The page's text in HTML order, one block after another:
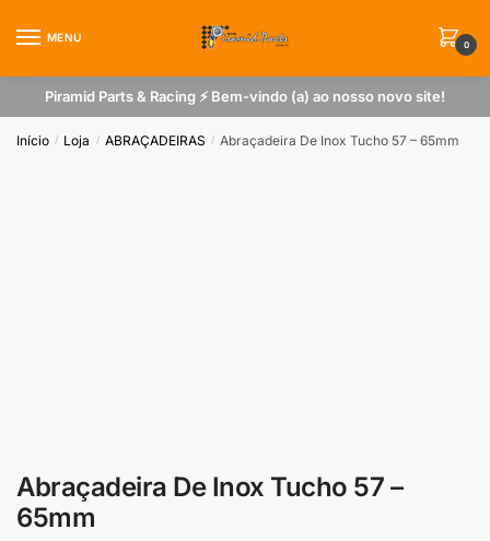
MENU
0
Piramid Parts & Racing ⚡ Bem-vindo (a) ao nosso novo site!
Início / Loja / ABRAÇADEIRAS / Abraçadeira De Inox Tucho 57 – 65mm
Abraçadeira De Inox Tucho 57 –
65mm